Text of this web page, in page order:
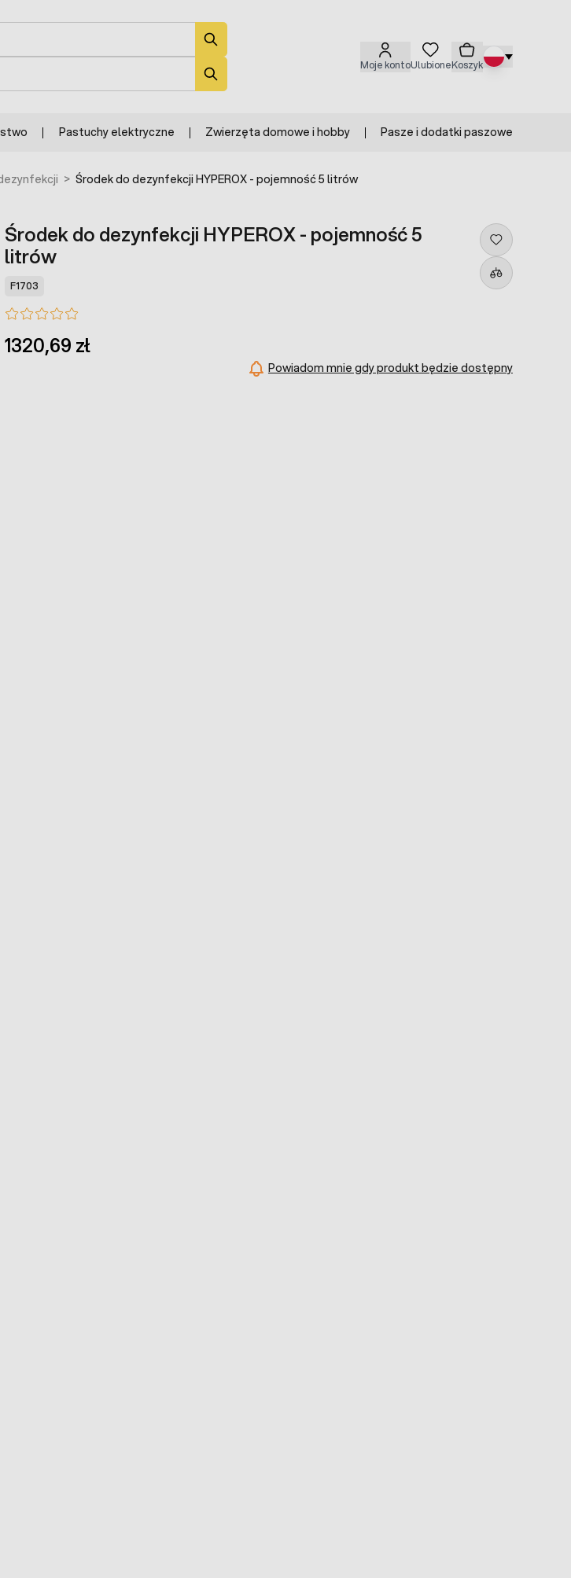
Moje kontoUlubioneKoszyk
Pastuchy elektryczne Zwierzęta domowe i hobby Pasze i dodatki paszowe
> Środek do dezynfekcji HYPEROX - pojemność 5 litrów
Środek do dezynfekcji HYPEROX - pojemność 5
litrów
F1703
1320,69 zł
Powiadom mnie gdy produkt będzie dostępny